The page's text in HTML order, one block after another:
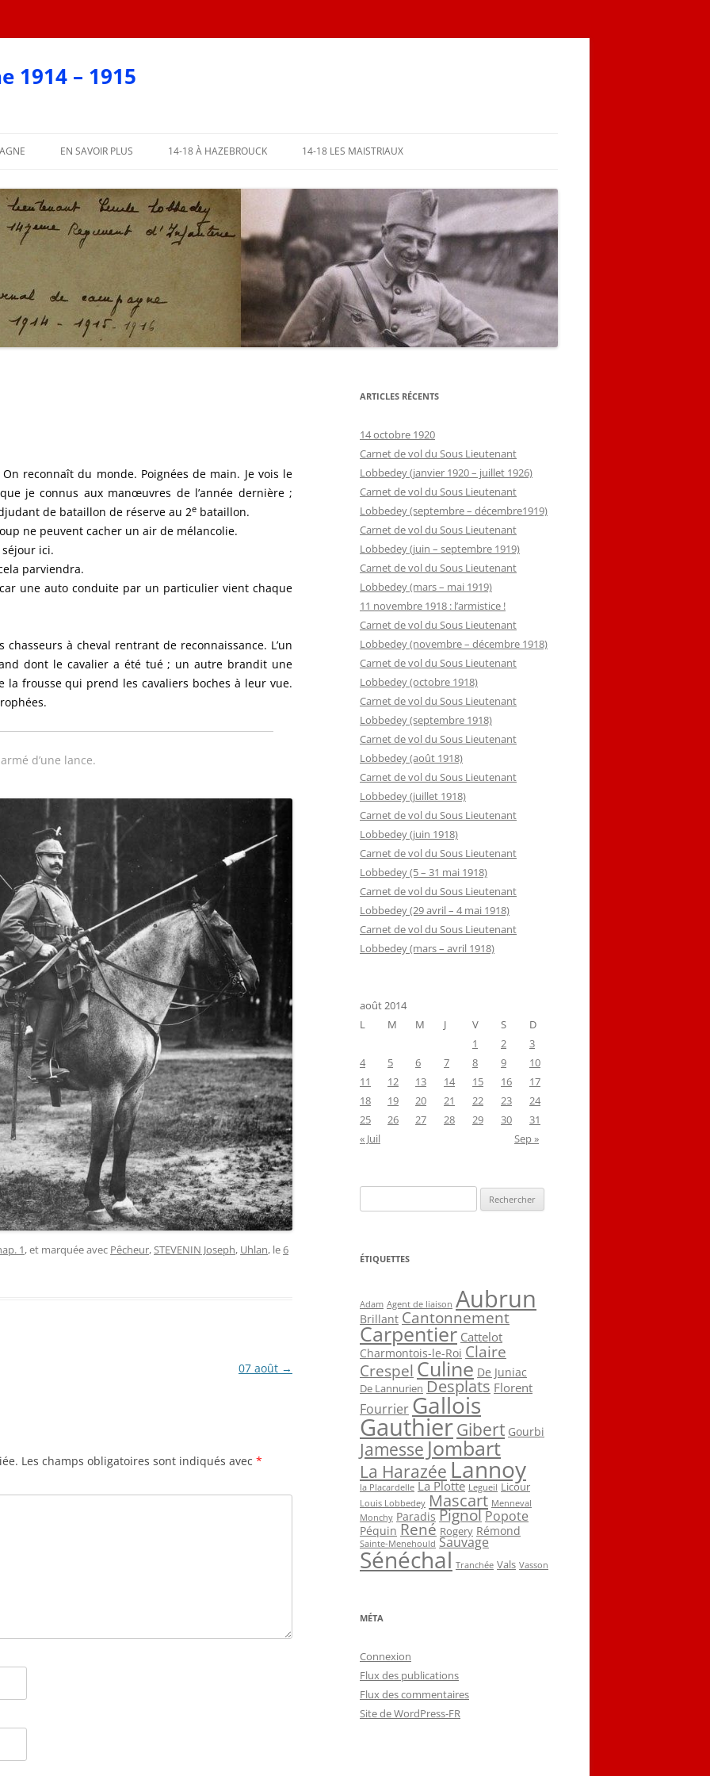
1914 – 1915
PARTIE
PARTIE
EN SAVOIR PLUS 14-18 À HAZEBROUCK
AFFICHES 2018
AFFICHES PAR COMMUNE
L’ABBÉ LEMIRE TÉMOIGNE
14-18 LES MAISTRIAUX
reconnaît du monde. Poignées de main. Je vois le
je connus aux manœuvres de l’année dernière ;
de bataillon de réserve au 2e bataillon.
ne peuvent cacher un air de mélancolie.
ici.
parviendra.
une auto conduite par un particulier vient chaque
à cheval rentrant de reconnaissance. L’un
dont le cavalier a été tué ; un autre brandit une
la frousse qui prend les cavaliers boches à leur vue.
d’une lance.
1, et marquée avec Pêcheur, STEVENIN Joseph, Uhlan, le6
07 août →
Les champs obligatoires sont indiqués avec *
ARTICLES RÉCENTS
14 octobre 1920
Carnet de vol du Sous Lieutenant
Lobbedey (janvier 1920 – juillet 1926)
Carnet de vol du Sous Lieutenant
Lobbedey (septembre – décembre1919)
Carnet de vol du Sous Lieutenant
Lobbedey (juin – septembre 1919)
Carnet de vol du Sous Lieutenant
Lobbedey (mars – mai 1919)
11 novembre 1918 : l’armistice !
Carnet de vol du Sous Lieutenant
Lobbedey (novembre – décembre 1918)
Carnet de vol du Sous Lieutenant
Lobbedey (octobre 1918)
Carnet de vol du Sous Lieutenant
Lobbedey (septembre 1918)
Carnet de vol du Sous Lieutenant
Lobbedey (août 1918)
Carnet de vol du Sous Lieutenant
Lobbedey (juillet 1918)
Carnet de vol du Sous Lieutenant
Lobbedey (juin 1918)
Carnet de vol du Sous Lieutenant
Lobbedey (5 – 31 mai 1918)
Carnet de vol du Sous Lieutenant
Lobbedey (29 avril – 4 mai 1918)
Carnet de vol du Sous Lieutenant
Lobbedey (mars – avril 1918)
août 2014
L
M M J V S
D
1
2
3
4
5 6 7 8 9
10
11
12 13 14 15 16
17
18
19 20 21 22 23
24
25
26 27 28 29 30
31
« Juil
Sep »
ÉTIQUETTES
Adam Agent de liaison Aubrun
Brillant Cantonnement
Carpentier Cattelot
Charmontois-le-Roi Claire
Crespel Culine De Juniac
De Lannurien Desplats Florent
Fourrier Gallois
GauthierGibert Gourbi
JamesseJombart
La HarazéeLannoy
la Placardelle La Plotte Legueil Licour
Louis Lobbedey Mascart Menneval
Monchy Paradis Pignol Popote
Péquin René Rogery Rémond
Sainte-Menehould Sauvage
Sénéchal Tranchée Vals Vasson
MÉTA
Connexion
Flux des publications
Flux des commentaires
Site de WordPress-FR